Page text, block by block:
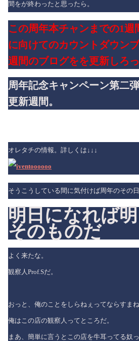
間をが終わったと思ったら。
この周年本チャンまでの1週
に向けてのカウントダウン
週間のブログをを更新しろ
周年記念キャンペーン第二
更新週間。
オレタチの情報。詳しくは↓↓↓
そうこうしている間に気付けば周年のその
明日になれば
そのものだ
よく来たな。
観察人Prof.Sだ。
おっと、俺のことをしらねぇってならすまね
俺はこの店の観察人ってところだ。
まあ、簡単に言うとこの店を牛耳ってる奴っ